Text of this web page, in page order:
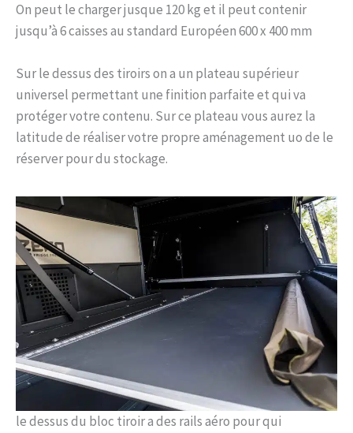
On peut le charger jusque 120 kg et il peut contenir
jusqu’à 6 caisses au standard Européen 600 x 400 mm
Sur le dessus des tiroirs on a un plateau supérieur
universel permettant une finition parfaite et qui va
protéger votre contenu. Sur ce plateau vous aurez la
latitude de réaliser votre propre aménagement uo de le
réserver pour du stockage.
le dessus du bloc tiroir a des rails aéro pour qui